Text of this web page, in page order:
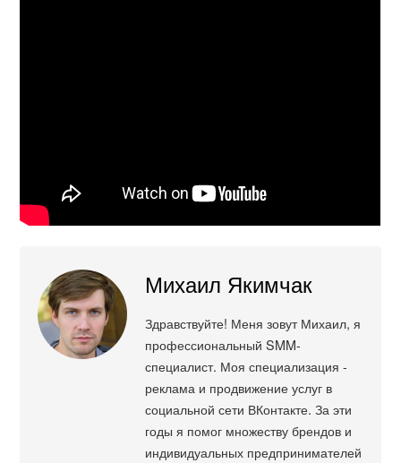
Михаил Якимчак
Здравствуйте! Меня зовут Михаил, я
профессиональный SMM-
специалист. Моя специализация -
реклама и продвижение услуг в
социальной сети ВКонтакте. За эти
годы я помог множеству брендов и
индивидуальных предпринимателей